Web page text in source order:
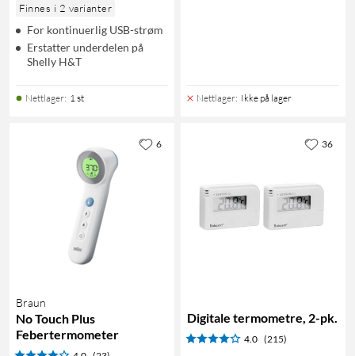
Finnes i 2 varianter
For kontinuerlig USB-strøm
Erstatter underdelen på
Shelly H&T
Nettlager: 1 st Nettlager: Ikke på lager
Braun
No Touch Plus
Febertermometer
6
Digitale termometre, 2-pk.
4.0 (215)
36